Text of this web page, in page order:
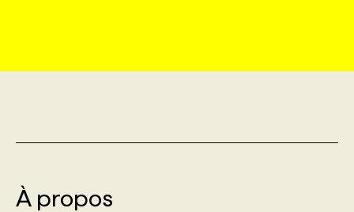
INITIATIVES NUMÉRIQUES
PRIX ET DISTINCTIONS
MARKETING DURABLE
ANNONCEZ AVEC NOUS
PROFIL ENTREPRISE
FAQ
PROFIL CANDIDAT
ANNONCEZ AVEC NOUS
NOS PARCOURS DE FORMATIONS
FORMATIONS PERSONNALISÉES
SERVICE DE CHASSE DE TÊTE
NOS TARIFS
À propos